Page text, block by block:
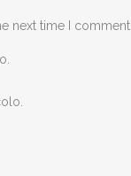
next time I comment.